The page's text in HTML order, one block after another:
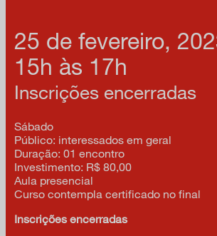
25 de fevereiro,
15h às 17h
Inscrições encerradas
Sábado
Público: interessados em geral
Duração: 01 encontro
Investimento: R$ 80,00
Aula presencial
Curso contempla certificado no final
Inscrições encerradas